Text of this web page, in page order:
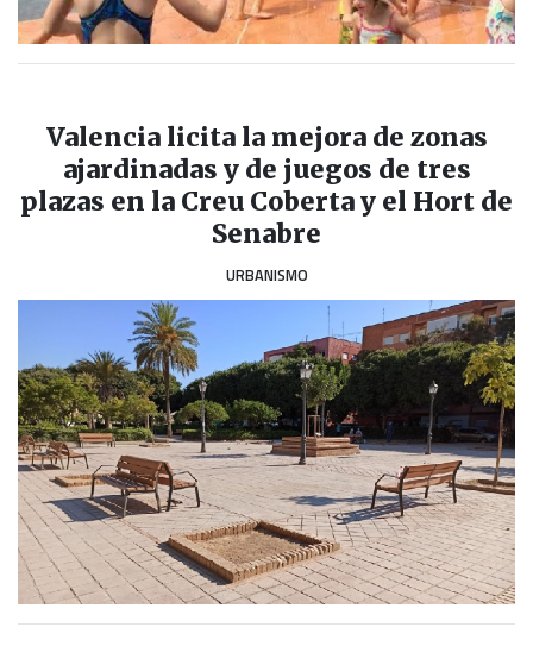
Valencia licita la mejora de zonas
ajardinadas y de juegos de tres
plazas en la Creu Coberta y el Hort de
Senabre
URBANISMO